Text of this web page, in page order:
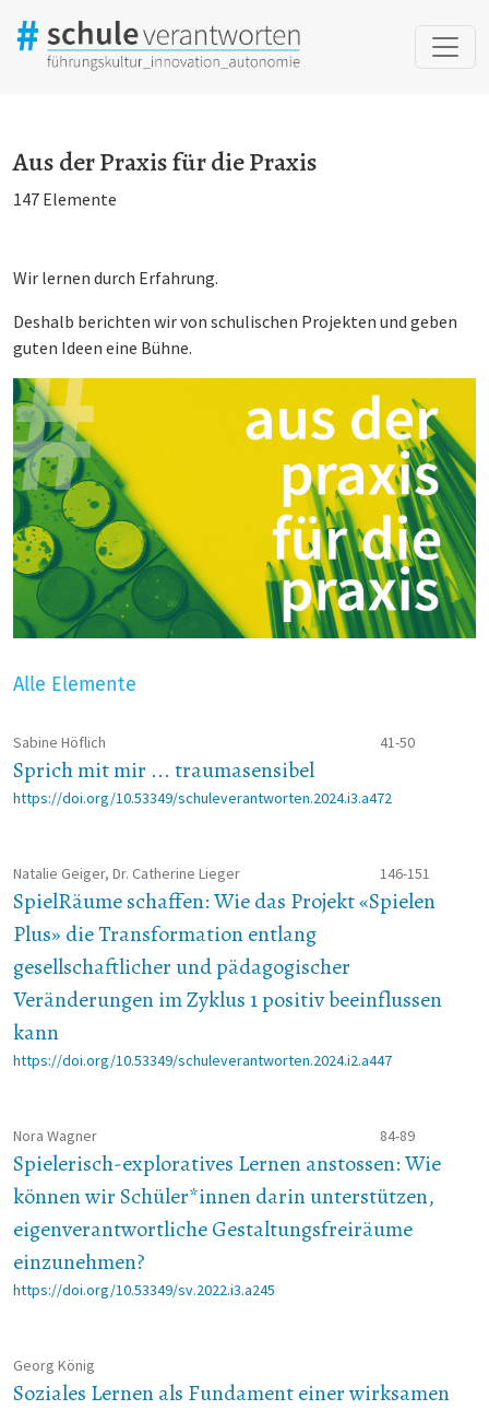
Aus der Praxis für die Praxis
147 Elemente
Wir lernen durch Erfahrung.
Deshalb berichten wir von schulischen Projekten und geben
guten Ideen eine Bühne.
Alle Elemente
Sabine Höflich 41-50
Sprich mit mir ... traumasensibel
https://doi.org/10.53349/schuleverantworten.2024.i3.a472
Natalie Geiger, Dr. Catherine Lieger 146-151
SpielRäume schaffen: Wie das Projekt «Spielen
Plus» die Transformation entlang
gesellschaftlicher und pädagogischer
Veränderungen im Zyklus 1 positiv beeinflussen
kann
https://doi.org/10.53349/schuleverantworten.2024.i2.a447
Nora Wagner 84-89
Spielerisch-exploratives Lernen anstossen: Wie
können wir Schüler*innen darin unterstützen,
eigenverantwortliche Gestaltungsfreiräume
einzunehmen?
https://doi.org/10.53349/sv.2022.i3.a245
Georg König
Soziales Lernen als Fundament einer wirksamen